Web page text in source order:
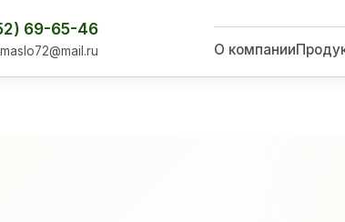
69-65-46
О компании